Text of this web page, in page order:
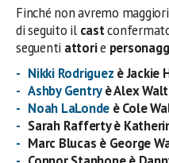
Finché non avremo
di seguito il cast
seguenti attorie
Nikki Rodriguez è Jackie
Ashby Gentryè Alex
Noah LaLonde è Cole
Sarah Rafferty è
Marc Blucas è George